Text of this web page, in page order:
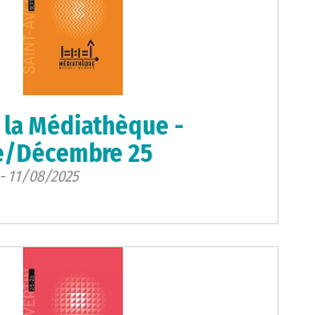
la Médiathèque -
Décembre 25
11/08/2025